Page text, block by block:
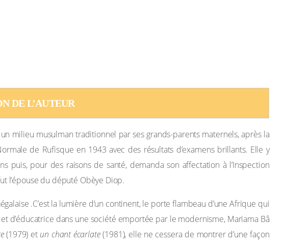
DE L’AUTEUR
milieu musulman traditionnel par ses grands-parents maternels, après la
de Rufisque en 1943 avec des résultats d’examens brillants. Elle y
puis, pour des raisons de santé, demanda son affectation à l’Inspection
l’épouse du député Obèye Diop.
.C’est la lumière d’un continent, le porte flambeau d’une Afrique qui
d’éducatrice dans une société emportée par le modernisme, Mariama Bâ
(1979) et un chant écarlate(1981), elle ne cessera de montrer d’une façon